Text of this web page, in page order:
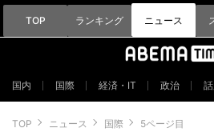
TOP ランキング ニュース
国内 国際 経済・IT 政治
TOP ニュース 国際 5ページ目